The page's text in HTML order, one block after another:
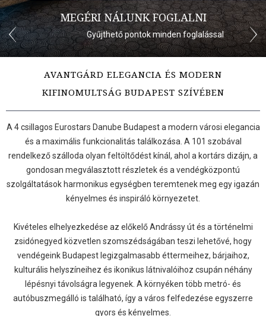
MEGÉRI NÁLUNK FOGLALNI
Gyűjthető pontok minden foglalással
AVANTGÁRD ELEGANCIA ÉS MODERN
KIFINOMULTSÁG BUDAPEST SZÍVÉBEN
A 4 csillagos Eurostars Danube Budapest a modern városi elegancia
és a maximális funkcionalitás találkozása. A 101 szobával
rendelkező szálloda olyan feltöltődést kínál, ahol a kortárs dizájn, a
gondosan megválasztott részletek és a vendégközpontú
szolgáltatások harmonikus egységben teremtenek meg egy igazán
kényelmes és inspiráló környezetet.
Kivételes elhelyezkedése az előkelő Andrássy út és a történelmi
zsidónegyed közvetlen szomszédságában teszi lehetővé, hogy
vendégeink Budapest legizgalmasabb éttermeihez, bárjaihoz,
kulturális helyszíneihez és ikonikus látnivalóihoz csupán néhány
lépésnyi távolságra legyenek. A környéken több metró- és
autóbuszmegálló is található, így a város felfedezése egyszerre
gyors és kényelmes.